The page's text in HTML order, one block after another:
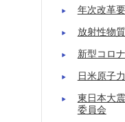
年次改革
放射性物
新型コロ
日米原子
東日本大
委員会